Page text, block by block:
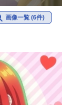
画像一覧 (6件)